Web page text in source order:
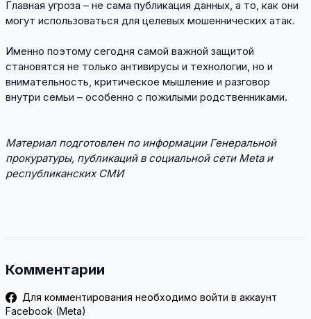
Главная угроза – не сама публикация данных, а то, как они
могут использоваться для целевых мошеннических атак.
Именно поэтому сегодня самой важной защитой
становятся не только антивирусы и технологии, но и
внимательность, критическое мышление и разговор
внутри семьи – особенно с пожилыми родственниками.
Материал подготовлен по информации Генеральной
прокуратуры, публикаций в социальной сети Meta и
республиканских СМИ
Комментарии
Для комментирования необходимо войти в аккаунт
Facebook (Meta)